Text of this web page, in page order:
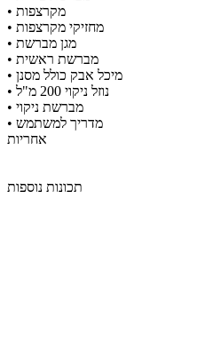
​• מקרצפות
​• מחזיקי מקרצפות
​• ​מגן מברשת
​• מברשת ראשית
​• מיכל אבק כולל מסנן
​• נוזל ניקוי 200 מ"ל
​• מברשת ניקוי
​• מדריך למשתמש
אחריות
תכונות נוספות